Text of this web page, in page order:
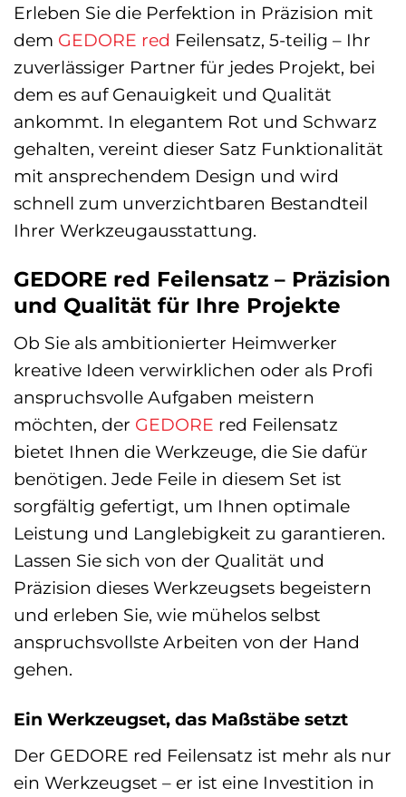
Erleben Sie die Perfektion in Präzision mit
dem GEDORE red Feilensatz, 5-teilig – Ihr
zuverlässiger Partner für jedes Projekt, bei
dem es auf Genauigkeit und Qualität
ankommt. In elegantem Rot und Schwarz
gehalten, vereint dieser Satz Funktionalität
mit ansprechendem Design und wird
schnell zum unverzichtbaren Bestandteil
Ihrer Werkzeugausstattung.
GEDORE red Feilensatz – Präzision
und Qualität für Ihre Projekte
Ob Sie als ambitionierter Heimwerker
kreative Ideen verwirklichen oder als Profi
anspruchsvolle Aufgaben meistern
möchten, der GEDORE red Feilensatz
bietet Ihnen die Werkzeuge, die Sie dafür
benötigen. Jede Feile in diesem Set ist
sorgfältig gefertigt, um Ihnen optimale
Leistung und Langlebigkeit zu garantieren.
Lassen Sie sich von der Qualität und
Präzision dieses Werkzeugsets begeistern
und erleben Sie, wie mühelos selbst
anspruchsvollste Arbeiten von der Hand
gehen.
Ein Werkzeugset, das Maßstäbe setzt
Der GEDORE red Feilensatz ist mehr als nur
ein Werkzeugset – er ist eine Investition in